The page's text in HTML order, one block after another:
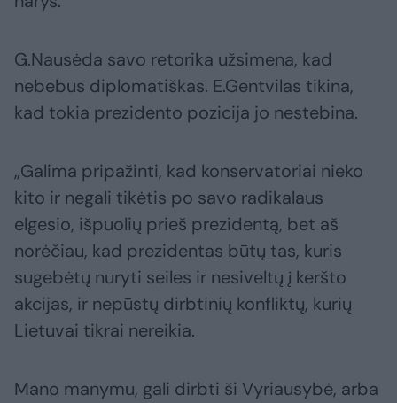
G.Nausėda savo retorika užsimena, kad
nebebus diplomatiškas. E.Gentvilas tikina,
kad tokia prezidento pozicija jo nestebina.
„Galima pripažinti, kad konservatoriai nieko
kito ir negali tikėtis po savo radikalaus
elgesio, išpuolių prieš prezidentą, bet aš
norėčiau, kad prezidentas būtų tas, kuris
sugebėtų nuryti seiles ir nesiveltų į keršto
akcijas, ir nepūstų dirbtinių konfliktų, kurių
Lietuvai tikrai nereikia.
Mano manymu, gali dirbti ši Vyriausybė, arba